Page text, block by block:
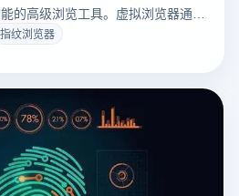
的高级浏览工具。虚拟浏览器通过
，为用户提供独立、隔离的网络浏
，虚拟浏览器可以创建多个具有不
虚拟浏览器技术广泛应用于多账号
采集和隐私保护等领域。
指纹浏览器